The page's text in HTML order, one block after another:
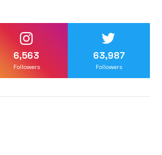
6,563
Followers
63,987
Followers